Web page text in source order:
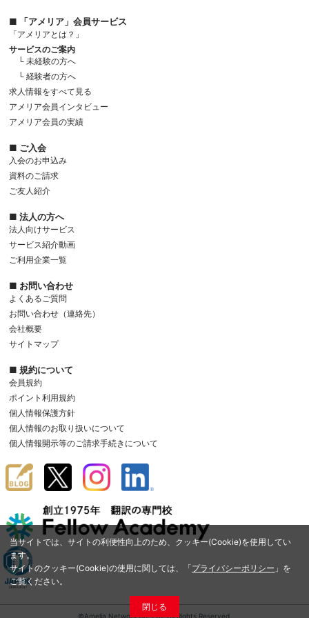
当サイトでは、サイトの利便性向上のため、クッキー(Cookie)を使用してい
ます。
サイトのクッキー(Cookie)の使用に関しては、「プライバシーポリシー 」を
ご覧ください。
閉じる
■ 「アメリア」会員サービス
「アメリアとは？」
サービスのご案内
└ 未経験の方へ
└ 経験者の方へ
求人情報をすべて見る
アメリア会員インタビュー
アメリア会員の実績
■ ご入会
入会のお申込み
資料のご請求
ご友人紹介
■ 法人の方へ
法人向けサービス
サービス紹介動画
ご利用企業一覧
■ お問い合わせ
よくあるご質問
お問い合わせ（連絡先）
会社概要
サイトマップ
■ 規約について
会員規約
ポイント利用規約
個人情報保護方針
個人情報のお取り扱いについて
個人情報開示等のご請求手続きについて
©Amelia Network Co.,Ltd. All Rights Reserved.